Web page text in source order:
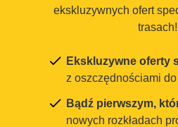
ekskluzywnych ofert
trasach!
Ekskluzywne oferty
z oszczędnościami
Bądź pierwszym,
nowych rozkładach